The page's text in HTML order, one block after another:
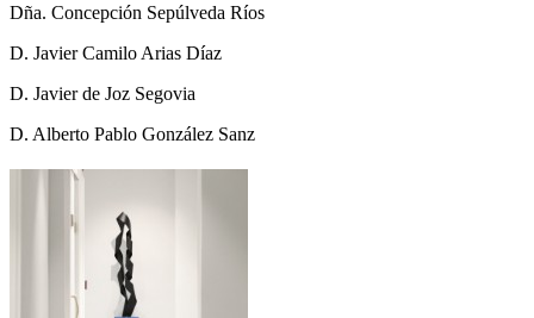
Dña. Concepción Sepúlveda Ríos
D. Javier Camilo Arias Díaz
D. Javier de Joz Segovia
D. Alberto Pablo González Sanz